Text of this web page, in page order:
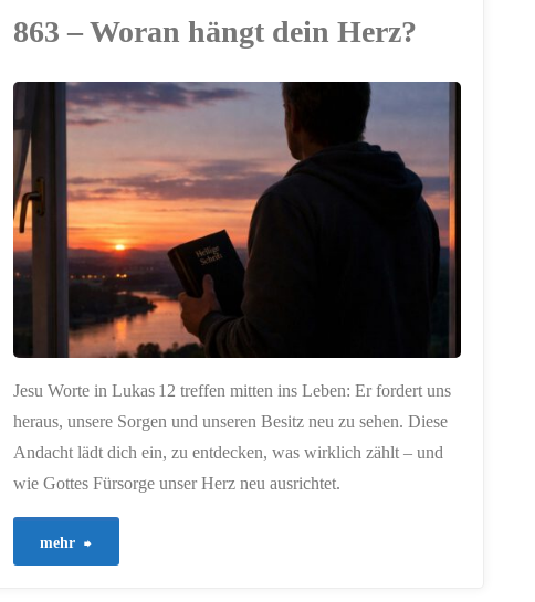
Sorgen
den
rauben"
863 – Woran hängt dein Herz?
Jesu Worte in Lukas 12 treffen mitten ins Leben: Er fordert uns
heraus, unsere Sorgen und unseren Besitz neu zu sehen. Diese
Andacht lädt dich ein, zu entdecken, was wirklich zählt – und
wie Gottes Fürsorge unser Herz neu ausrichtet.
mehr "863